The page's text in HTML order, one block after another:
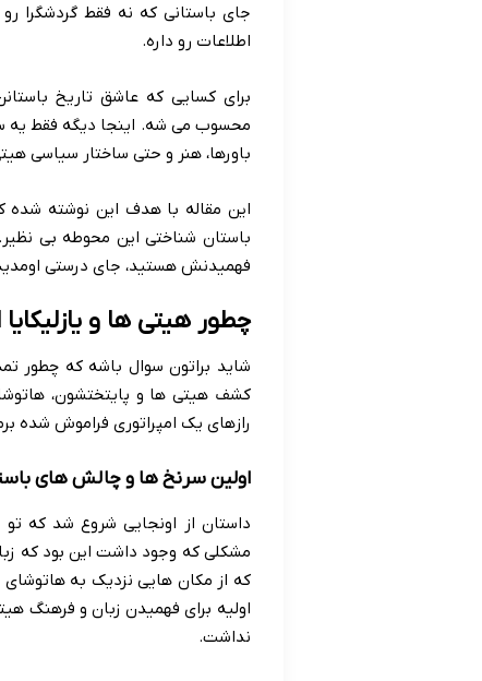
جای باستانی که نه فقط گردشگرا
اطلاعات رو داره.
برای کسایی که عاشق تاریخ
محسوب می شه. اینجا دیگه فقط یه
باورها، هنر و حتی ساختار سیاسی
این مقاله با هدف این نوشته
باستان شناختی این محوطه بی
فهمیدنش هستید، جای درستی
چطور هیتی ها و
شاید براتون سوال باشه که چطور
کشف هیتی ها و پایتختشون،
رازهای یک امپراتوری فراموش شده
اولین سرنخ ها و چالش های
داستان از اونجایی شروع شد که
مشکلی که وجود داشت این بود که
که از مکان هایی نزدیک به
اولیه برای فهمیدن زبان و فرهنگ
نداشت.